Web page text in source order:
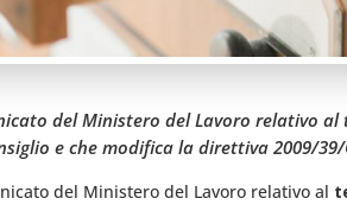
del Ministero del Lavoro relativo
e che modifica la direttiva 2009/39/
del Ministero del Lavoro relativo al